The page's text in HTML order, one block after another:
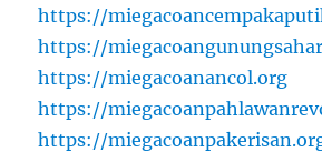
https://
https://
https://miegacoanancol.org
https://
https://